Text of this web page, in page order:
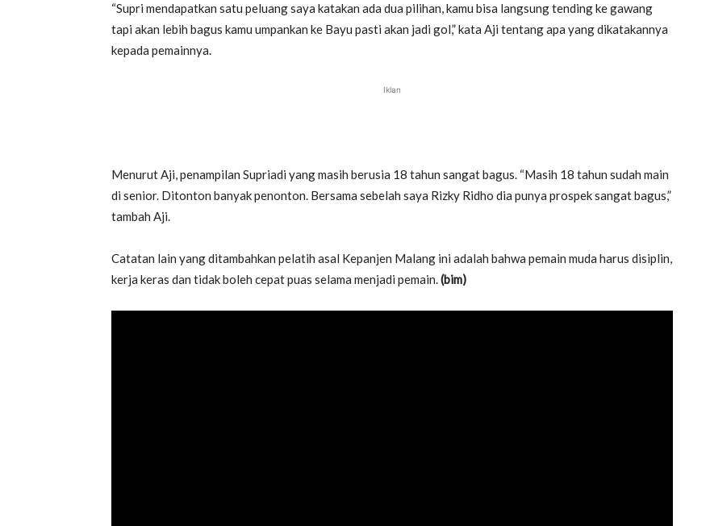
“Supri mendapatkan satu peluang saya katakan ada dua pilihan, kamu bisa langsung tending ke gawang
tapi akan lebih bagus kamu umpankan ke Bayu pasti akan jadi gol,” kata Aji tentang apa yang dikatakannya
kepada pemainnya.
Iklan
Menurut Aji, penampilan Supriadi yang masih berusia 18 tahun sangat bagus. “Masih 18 tahun sudah main
di senior. Ditonton banyak penonton. Bersama sebelah saya Rizky Ridho dia punya prospek sangat bagus,”
tambah Aji.
Catatan lain yang ditambahkan pelatih asal Kepanjen Malang ini adalah bahwa pemain muda harus disiplin,
kerja keras dan tidak boleh cepat puas selama menjadi pemain.(bim)